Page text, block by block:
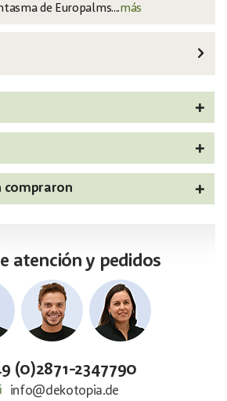
de Europalms....más
compraron
atención y pedidos
(0)2871-2347790
info@dekotopia.de